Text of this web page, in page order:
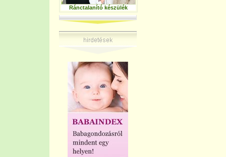
Ránctalanító készülék